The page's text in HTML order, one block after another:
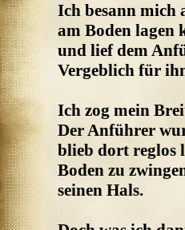
Ich besann mich
am Boden lagen
und lief dem
Vergeblich für
Ich zog mein
Der Anführer
blieb dort reglos
Boden zu
seinen Hals.